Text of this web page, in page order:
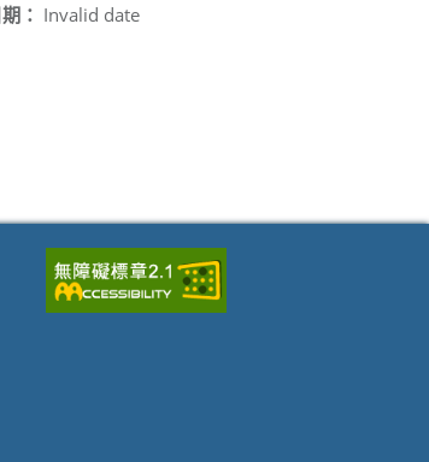
： Invalid date